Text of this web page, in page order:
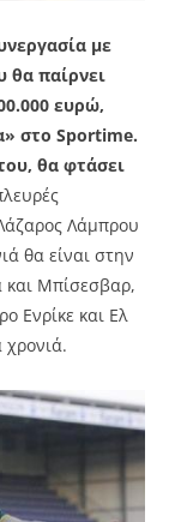
με
θα παίρνει
ευρώ,
στο Sportime.
θα φτάσει
Λάμπρου
θα είναι στην
και Μπίσεσβαρ,
Ενρίκε και Ελ
χρονιά.